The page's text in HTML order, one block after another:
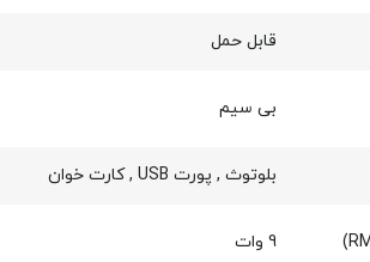
قابل حمل
بی سیم
بلوتوث , پورت USB , کارت خوان
9 وات